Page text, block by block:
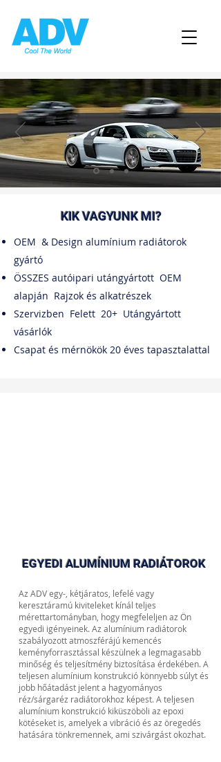
KIK VAGYUNK MI?
OEM & Design alumínium radiátorok
gyártó
ÖSSZES autóipari utángyártott OEM
alapján Rajzok és alkatrészek
Szervizben Felett 20+ Utángyártott
vásárlók
Csapat és mérnökök 20 éves tapasztalattal
EGYEDI ALUMÍNIUM RADIÁTOROK
Az ADV egy-, kétjáratos, lefelé vagy
keresztáramú kiviteleket kínál teljes
mérettartományban, hogy megfeleljen az Ön
egyedi igényeinek. Az alumínium radiátorok
szabályozott atmoszférájú kemencés
keményforrasztással készülnek a legmagasabb
minőség és teljesítmény biztosítása érdekében. A
teljesen alumínium konstrukció könnyebb súlyt és
jobb hőátadást jelent a hagyományos
réz/sárgaréz radiátorokhoz képest. A teljesen
alumínium konstrukció kiküszöböli az epoxi
kötéseket is, amelyek a vibráció és az öregedés
hatására tönkremennek, ami szivárgást okozhat.